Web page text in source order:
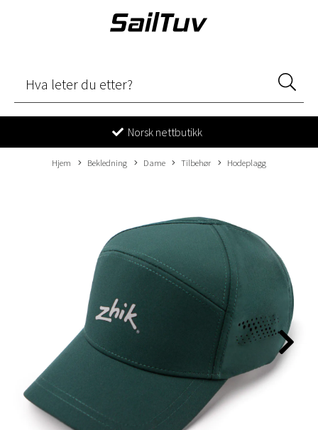
Norsk nettbutikk
Hjem Bekledning Dame Tilbehør Hodeplagg